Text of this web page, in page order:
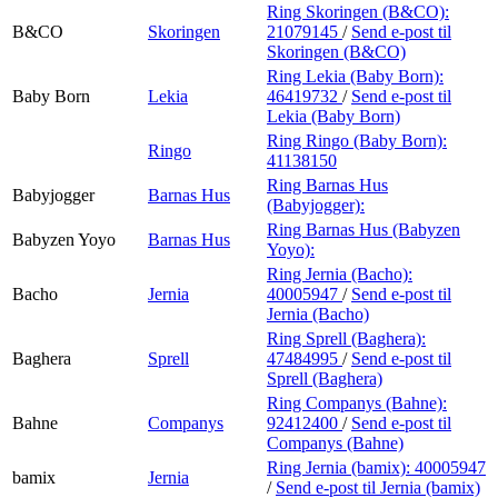
B&CO Skoringen
Ring Skoringen (B&CO):
21079145 / Send e-post til
Skoringen (B&CO)
Baby Born Lekia
Ring Lekia (Baby Born):
46419732 / Send e-post til
Lekia (Baby Born)
Ringo
Ring Ringo (Baby Born):
41138150
Babyjogger
Barnas Hus
Ring Barnas Hus
(Babyjogger):
Babyzen Yoyo
Barnas Hus
Ring Barnas Hus (Babyzen
Yoyo):
Bacho Jernia
Ring Jernia (Bacho):
40005947 / Send e-post til
Jernia (Bacho)
Baghera Sprell
Ring Sprell (Baghera):
47484995 / Send e-post til
Sprell (Baghera)
Bahne Companys
Ring Companys (Bahne):
92412400 / Send e-post til
Companys (Bahne)
bamix
Jernia
Ring Jernia (bamix): 40005947
/ Send e-post til Jernia (bamix)